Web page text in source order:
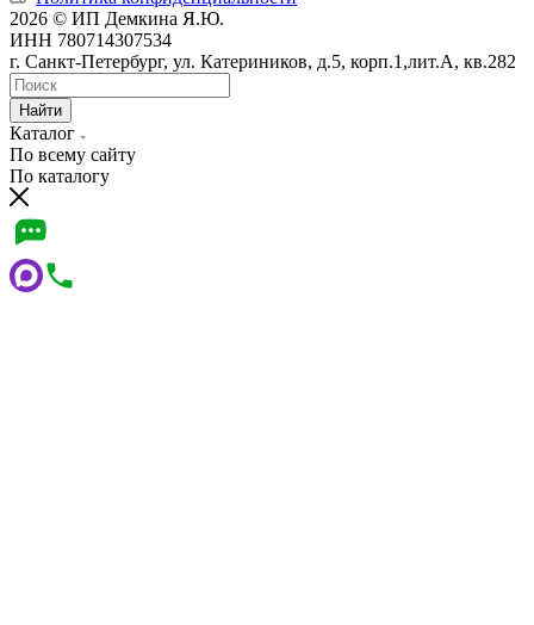
2026 © ИП Демкина Я.Ю.
ИНН 780714307534
г. Санкт-Петербург, ул. Катериников, д.5, корп.1,лит.А, кв.282
Найти
Каталог
По всему сайту
По каталогу